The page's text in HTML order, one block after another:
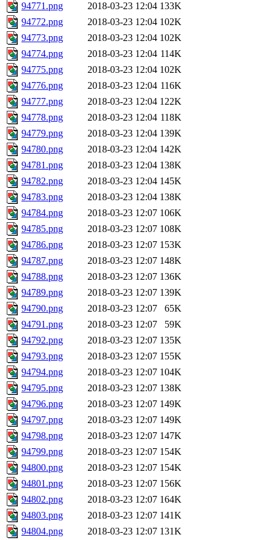
94771.png
2018-03-23 12:04 133K
94772.png
2018-03-23 12:04 102K
94773.png
2018-03-23 12:04 102K
94774.png
2018-03-23 12:04 114K
94775.png
2018-03-23 12:04 102K
94776.png
2018-03-23 12:04 116K
94777.png
2018-03-23 12:04 122K
94778.png
2018-03-23 12:04 118K
94779.png
2018-03-23 12:04 139K
94780.png
2018-03-23 12:04 142K
94781.png
2018-03-23 12:04 138K
94782.png
2018-03-23 12:04 145K
94783.png
2018-03-23 12:04 138K
94784.png
2018-03-23 12:07 106K
94785.png
2018-03-23 12:07 108K
94786.png
2018-03-23 12:07 153K
94787.png
2018-03-23 12:07 148K
94788.png
2018-03-23 12:07 136K
94789.png
2018-03-23 12:07 139K
94790.png
2018-03-23 12:07
65K
94791.png
2018-03-23 12:07
59K
94792.png
2018-03-23 12:07 135K
94793.png
2018-03-23 12:07 155K
94794.png
2018-03-23 12:07 104K
94795.png
2018-03-23 12:07 138K
94796.png
2018-03-23 12:07 149K
94797.png
2018-03-23 12:07 149K
94798.png
2018-03-23 12:07 147K
94799.png
2018-03-23 12:07 154K
94800.png
2018-03-23 12:07 154K
94801.png
2018-03-23 12:07 156K
94802.png
2018-03-23 12:07 164K
94803.png
2018-03-23 12:07 141K
94804.png
2018-03-23 12:07 131K